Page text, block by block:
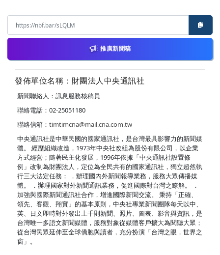
推廣新聞稿
發佈單位名稱：財團法人中央通訊社
新聞聯絡人：訊息服務核稿員
聯絡電話：02-25051180
聯絡信箱： timtimcna@mail.cna.com.tw
中央通訊社是中華民國的國家通訊社，是台灣最具影響力的新聞媒
體。 經歷組織改造，1973年中央社改組為股份有限公司，以企業
方式經營；隨著民主化發展，1996年依據「中央通訊社設置條
例」改制為財團法人，定位為全民共有的國家通訊社，獨立超然執
行三大法定任務： ．辦理國內外新聞報導業務，服務大眾傳播媒
體。 ．辦理國家對外新聞通訊業務，促進國際對台灣之瞭解。 ．
加強與國際新聞通訊社合作，增進國際新聞交流。 秉持「正確、
領先、客觀、翔實」的基本原則，中央社專業新聞團隊每天以中、
英、日文即時對外發出上千則新聞、照片、圖表、影音與資訊，是
台灣唯一多語文新聞媒體，服務對象從媒體客戶擴大為閱聽大眾；
從台灣民眾延伸至全球僑胞與讀者，充分扮演「台灣之眼，世界之
窗」。